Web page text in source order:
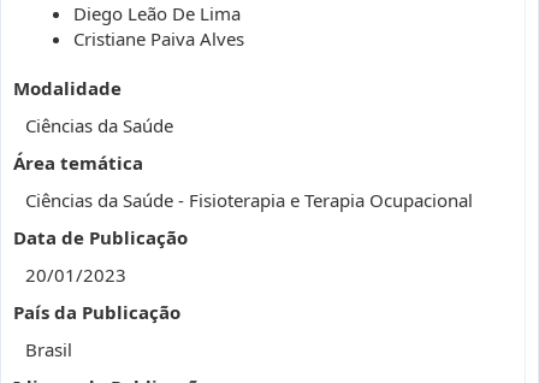
Diego Leão De Lima
Cristiane Paiva Alves
Modalidade
Ciências da Saúde
Área temática
Ciências da Saúde - Fisioterapia e Terapia Ocupacional
Data de Publicação
20/01/2023
País da Publicação
Brasil